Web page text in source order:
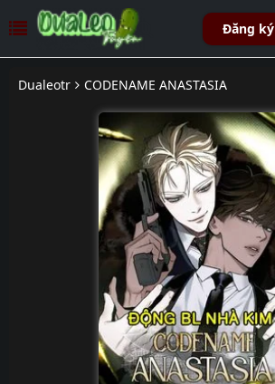
Đăng ký
Dualeotr CODENAME ANASTASIA